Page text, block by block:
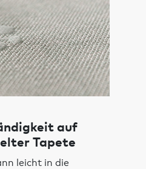
auf
Tapete
leicht in die